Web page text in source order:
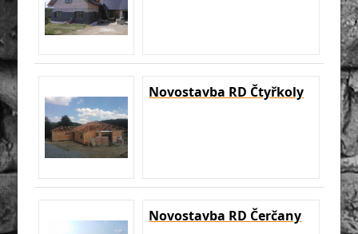
Novostavba RD Čtyřkoly
Novostavba RD Čerčany